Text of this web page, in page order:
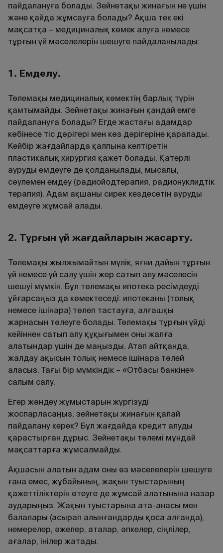
пайдалануға болады. Зейнетақы жинағын не үшін
және қайда жұмсауға болады? Ақша тек екі
мақсатқа – медициналық көмек алуға немесе
тұрғын үй мәселелерін шешуге пайдаланылады:
1. Емделу.
Төлемақы медициналық көмектің барлық түрін
қамтымайды. Зейнетақы жинағын қандай емге
пайдалануға болады? Егде жастағы адамдар
көбінесе тіс дәрігері мен көз дәрігеріне қаралады.
Кейбір жағдайларда қалпына келтіретін
пластикалық хирургия қажет болады. Қатерлі
ауруды емдеуге де қолданылады, мысалы,
сәулемен емдеу (радиойодтерапия, радионуклидтік
терапия). Адам ақшаны сирек кездесетін ауруды
емдеуге жұмсай алады.
2. Тұрғын үй жағдайларын жақсарту.
Төлемақы жылжымайтын мүлік, яғни дайын тұрғын
үй немесе үй салу үшін жер сатып алу мәселесін
шешуі мүмкін. Бұл төлемақы ипотека ресімдеуді
ұйғарсаңыз да көмектеседі: ипотеканы (толық
немесе ішінара) төлеп тастауға, алғашқы
жарнасын төлеуге болады. Төлемақы тұрғын үйді
кейіннен сатып алу құқығымен оны жалға
алатындар үшін де маңызды. Атап айтқанда,
жалдау ақысын толық немесе ішінара төлей
аласыз. Тағы бір мүмкіндік – «Отбасы банкіне»
салым салу.
Егер жөндеу жұмыстарын жүргізуді
жоспарласаңыз, зейнетақы жинағын қалай
пайдалану керек? Бұл жағдайда кредит алуды
қарастырған дұрыс. Зейнетақы төлемі мұндай
мақсаттарға жұмсалмайды.
Ақшасын алатын адам оны өз мәселелерін шешуге
ғана емес, жұбайының, жақын туыстарының
қажеттіліктерін өтеуге де жұмсай алатынына назар
аударыңыз. Жақын туыстарына ата-анасы мен
балалары (асырап алынғандарды қоса алғанда),
немерелер, әжелер, аталар, әпкелер, сіңлілер,
ағалар, інілер жатады.